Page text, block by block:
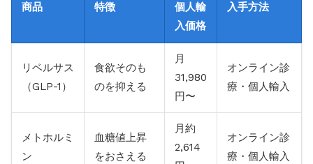
商品 特徴
個人輸
入価格
入手方法
リベルサス
（GLP-1）
食欲そのも
のを抑える
月
31,980
円〜
オンライン診
療・個人輸入
メトホルミ
ン
血糖値上昇
をおさえる
月約
2,614
オンライン診
療・個人輸入